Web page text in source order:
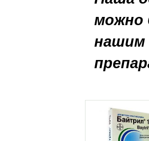
можно
нашим